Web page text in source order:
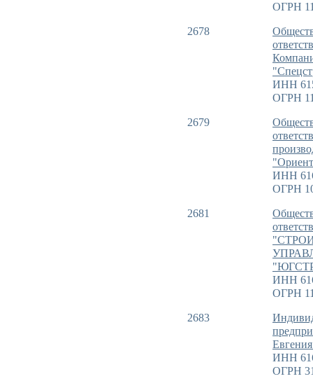
ОГРН
2678
ИНН
ОГРН
2679
ИНН
ОГРН
2681
ИНН
ОГРН
2683
ИНН
ОГРН